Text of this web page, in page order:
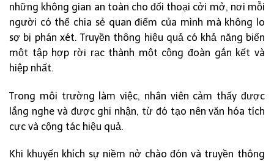
những không gian an toàn cho đối thoại cởi mở, nơi mỗi
người có thể chia sẻ quan điểm của mình mà không lo
sợ bị phán xét. Truyền thông hiệu quả có khả năng biến
một tập hợp rời rạc thành một cộng đoàn gắn kết và
hiệp nhất.
Trong môi trường làm việc, nhân viên cảm thấy được
lắng nghe và được ghi nhận, từ đó tạo nên văn hóa tích
cực và cộng tác hiệu quả.
Khi khuyến khích sự niềm nở chào đón và truyền thông